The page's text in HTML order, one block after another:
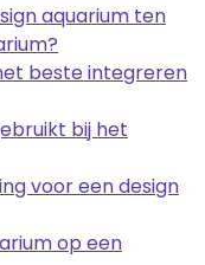
aquarium ten
beste integreren
bij het
voor een design
op een